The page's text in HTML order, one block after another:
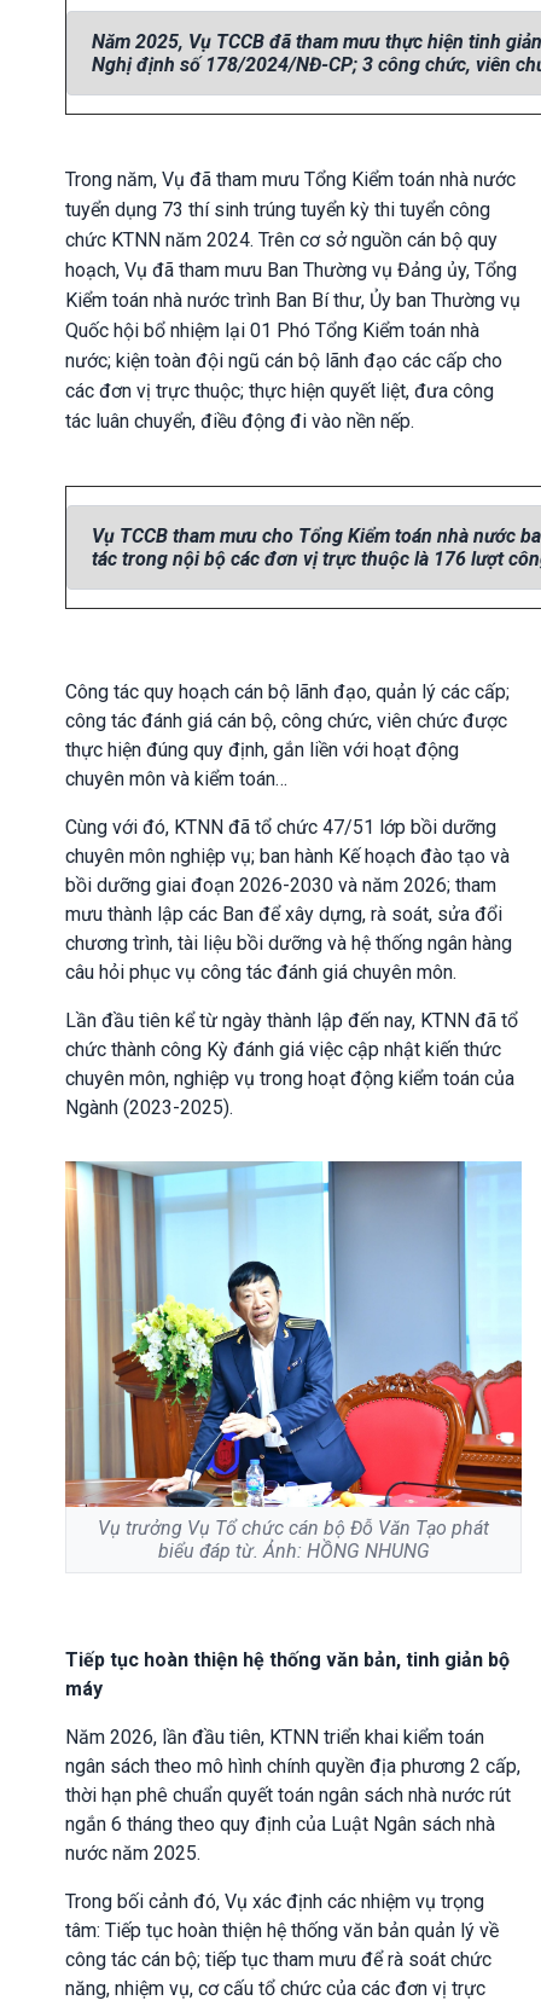
Năm 2025, Vụ TCCB đã tham mưu thực hiện tinh
Nghị định số 178/2024/NĐ-CP; 3 công chức, viên
Trong năm, Vụ đã tham mưu Tổng Kiểm toán nhà nước
tuyển dụng 73 thí sinh trúng tuyển kỳ thi tuyển công
chức KTNN năm 2024. Trên cơ sở nguồn cán bộ quy
hoạch, Vụ đã tham mưu Ban Thường vụ Đảng ủy, Tổng
Kiểm toán nhà nước trình Ban Bí thư, Ủy ban Thường vụ
Quốc hội bổ nhiệm lại 01 Phó Tổng Kiểm toán nhà
nước; kiện toàn đội ngũ cán bộ lãnh đạo các cấp cho
các đơn vị trực thuộc; thực hiện quyết liệt, đưa công
tác luân chuyển, điều động đi vào nền nếp.
Vụ TCCB tham mưu cho Tổng Kiểm toán nhà nước
tác trong nội bộ các đơn vị trực thuộc là 176 lượt
Công tác quy hoạch cán bộ lãnh đạo, quản lý các cấp;
công tác đánh giá cán bộ, công chức, viên chức được
thực hiện đúng quy định, gắn liền với hoạt động
chuyên môn và kiểm toán…
Cùng với đó, KTNN đã tổ chức 47/51 lớp bồi dưỡng
chuyên môn nghiệp vụ; ban hành Kế hoạch đào tạo và
bồi dưỡng giai đoạn 2026-2030 và năm 2026; tham
mưu thành lập các Ban để xây dựng, rà soát, sửa đổi
chương trình, tài liệu bồi dưỡng và hệ thống ngân hàng
câu hỏi phục vụ công tác đánh giá chuyên môn.
Lần đầu tiên kể từ ngày thành lập đến nay, KTNN đã tổ
chức thành công Kỳ đánh giá việc cập nhật kiến thức
chuyên môn, nghiệp vụ trong hoạt động kiểm toán của
Ngành (2023-2025).
Vụ trưởng Vụ Tổ chức cán bộ Đỗ Văn Tạo phát
biểu đáp từ. Ảnh: HỒNG NHUNG
Tiếp tục hoàn thiện hệ thống văn bản, tinh giản bộ
máy
Năm 2026, lần đầu tiên, KTNN triển khai kiểm toán
ngân sách theo mô hình chính quyền địa phương 2 cấp,
thời hạn phê chuẩn quyết toán ngân sách nhà nước rút
ngắn 6 tháng theo quy định của Luật Ngân sách nhà
nước năm 2025.
Trong bối cảnh đó, Vụ xác định các nhiệm vụ trọng
tâm: Tiếp tục hoàn thiện hệ thống văn bản quản lý về
công tác cán bộ; tiếp tục tham mưu để rà soát chức
năng, nhiệm vụ, cơ cấu tổ chức của các đơn vị trực